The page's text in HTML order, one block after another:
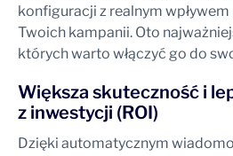
konfiguracji z realnym wpływem
Twoich kampanii. Oto
których warto włączyć go do
Większa skuteczność i
z inwestycji (ROI)
Dzięki automatycznym